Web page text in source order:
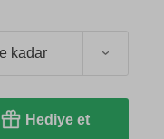
kadar
Hediye et